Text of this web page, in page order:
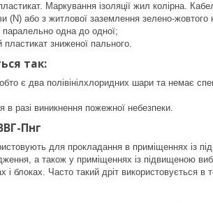
Маркування ізоляції жил колірна.
(N) або з житлової заземлення зелено-
паралельно одна до одної;
зниженої пального.
так:
є два полівінілхлоридних шари та немає
разі виникнення пожежної небезпеки.
Пнг
для прокладання в приміщеннях із
а також у приміщеннях із підвищеною
і блоках. Часто такий дріт використовується в